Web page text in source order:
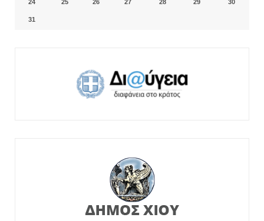
24 25 26 27 28 29 30
31